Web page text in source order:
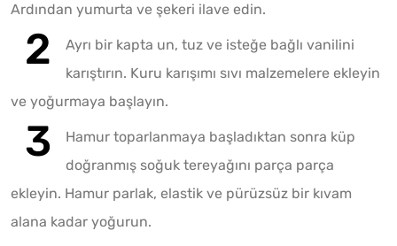
Ardından yumurta ve şekeri ilave edin.
Ayrı bir kapta un, tuz ve isteğe bağlı vanilini
karıştırın. Kuru karışımı sıvı malzemelere ekleyin
ve yoğurmaya başlayın.
Hamur toparlanmaya başladıktan sonra küp
doğranmış soğuk tereyağını parça parça
ekleyin. Hamur parlak, elastik ve pürüzsüz bir kıvam
alana kadar yoğurun.